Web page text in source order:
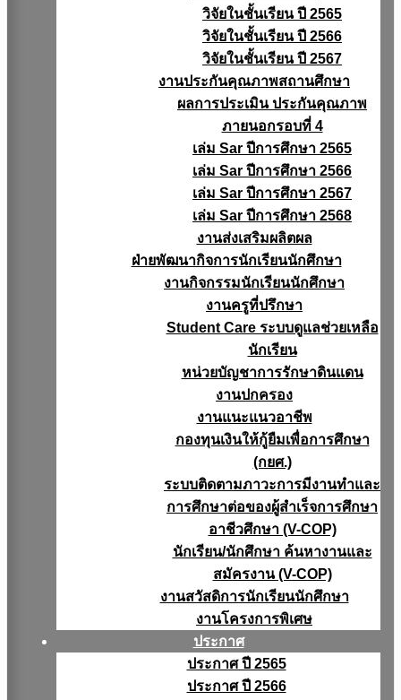
วิจัยในชั้นเรียน ปี 2565
วิจัยในชั้นเรียน ปี 2566
วิจัยในชั้นเรียน ปี 2567
งานประกันคุณภาพสถานศึกษา
ผลการประเมิน ประกันคุณภาพ
ภายนอกรอบที่ 4
เล่ม Sar ปีการศึกษา 2565
เล่ม Sar ปีการศึกษา 2566
เล่ม Sar ปีการศึกษา 2567
เล่ม Sar ปีการศึกษา 2568
งานส่งเสริมผลิตผล
ฝ่ายพัฒนากิจการนักเรียนนักศึกษา
งานกิจกรรมนักเรียนนักศึกษา
งานครูที่ปรึกษา
Student Care ระบบดูแลช่วยเหลือ
นักเรียน
หน่วยบัญชาการรักษาดินแดน
งานปกครอง
งานแนะแนวอาชีพ
กองทุนเงินให้กู้ยืมเพื่อการศึกษา
(กยศ.)
ระบบติดตามภาวะการมีงานทำและ
การศึกษาต่อของผู้สำเร็จการศึกษา
อาชีวศึกษา (V-COP)
นักเรียน/นักศึกษา ค้นหางานและ
สมัครงาน (V-COP)
งานสวัสดิการนักเรียนนักศึกษา
งานโครงการพิเศษ
ประกาศ
ประกาศ ปี 2565
ประกาศ ปี 2566